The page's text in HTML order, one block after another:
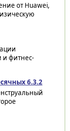
от Huawei,
и фитнес-
6.3.2